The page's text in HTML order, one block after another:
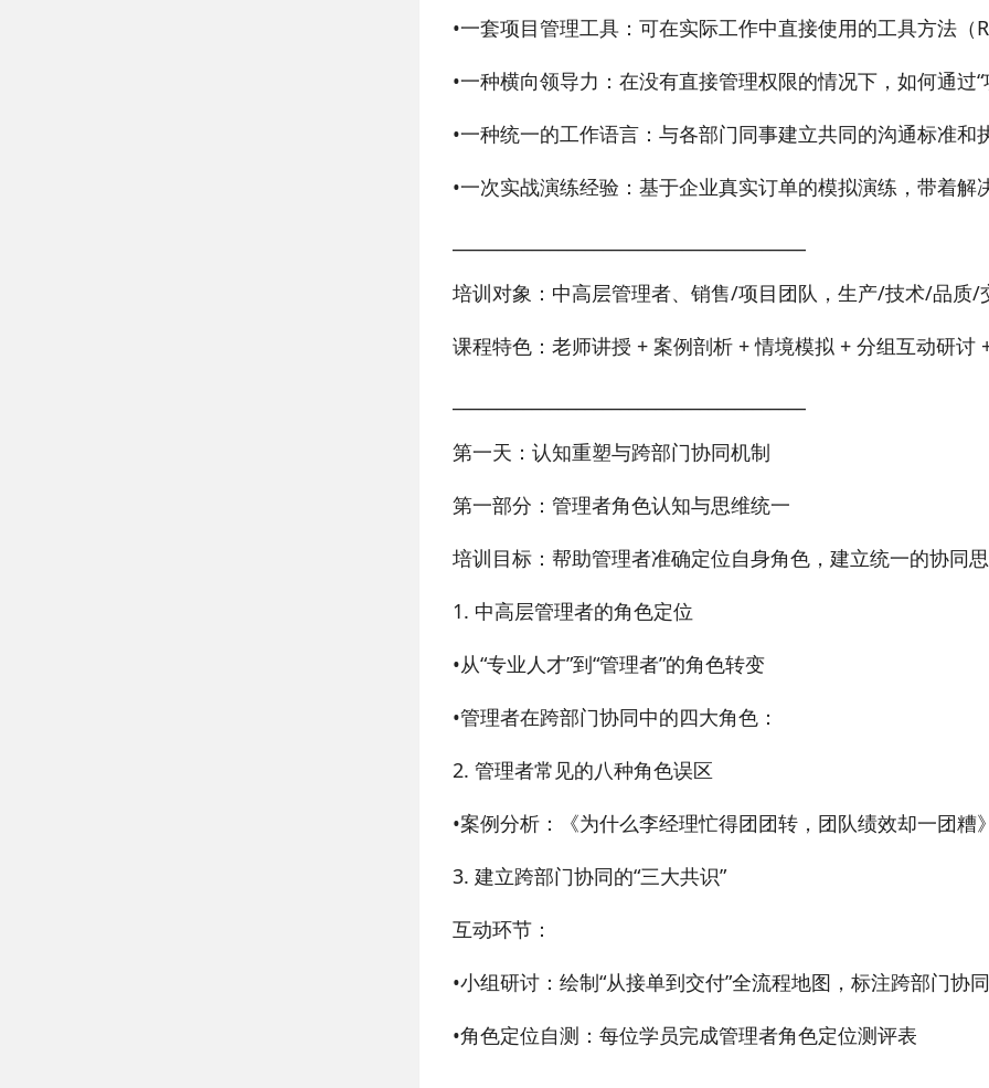
•一套项目管理工具：可在实际工作中直接使用的工具方法（
•一种横向领导力：在没有直接管理权限的情况下，如何通过
•一种统一的工作语言：与各部门同事建立共同的沟通标准和
•一次实战演练经验：基于企业真实订单的模拟演练，带着解
培训对象：中高层管理者、销售/项目团队，生产/技术/品质
课程特色：老师讲授 + 案例剖析 + 情境模拟 + 分组互动研讨
第一天：认知重塑与跨部门协同机制
第一部分：管理者角色认知与思维统一
培训目标：帮助管理者准确定位自身角色，建立统一的协同
1. 中高层管理者的角色定位
•从“专业人才”到“管理者”的角色转变
•管理者在跨部门协同中的四大角色：
2. 管理者常见的八种角色误区
•案例分析：《为什么李经理忙得团团转，团队绩效却一团糟
3. 建立跨部门协同的“三大共识”
互动环节：
•小组研讨：绘制“从接单到交付”全流程地图，标注跨部门协
•角色定位自测：每位学员完成管理者角色定位测评表